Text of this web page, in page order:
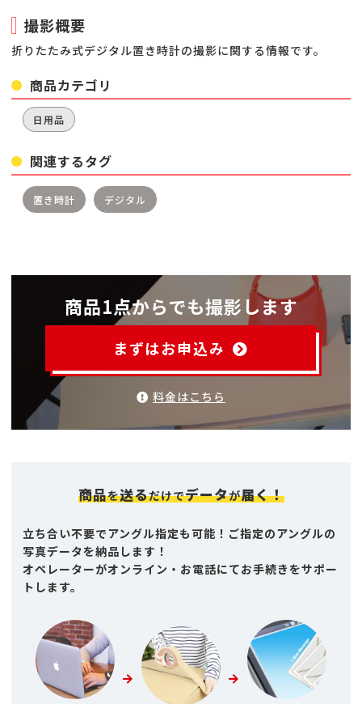
撮影概要
折りたたみ式デジタル置き時計の撮影に関する情報です。
商品カテゴリ
日用品
関連するタグ
置き時計 デジタル
商品1点からでも撮影します
まずはお申込み
料金はこちら
商品を送るだけでデータが届く！
立ち合い不要でアングル指定も可能！ご指定のアングルの
写真データを納品します！
オペレーターがオンライン・お電話にてお手続きをサポー
トします。